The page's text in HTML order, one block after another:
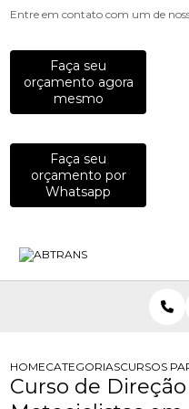
Entre em contato com um de
Faça seu
orçamento agora
mesmo
Faça seu
orçamento por
Whatsapp
HOMECATEGORIASCURSOS
Curso de